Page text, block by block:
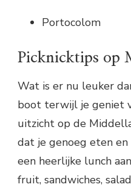
Portocolom
Picknicktips op
Wat is er nu leuker
boot terwijl je geniet
uitzicht op de
dat je genoeg eten
een heerlijke lunch
fruit, sandwiches,